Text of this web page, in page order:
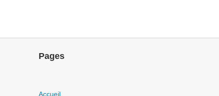
Pages
Accueil